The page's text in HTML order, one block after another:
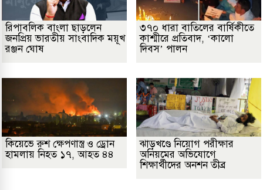
রিপাবলিক বাংলা ছাড়লেন
জনপ্রিয় ভারতীয় সাংবাদিক ময়ূখ
রঞ্জন ঘোষ
৩৭০ ধারা বাতিলের বার্ষিকীতে
কাশ্মীরে প্রতিবাদ, ‘কালো
দিবস’ পালন
কিয়েভে রুশ ক্ষেপণাস্ত্র ও ড্রোন
হামলায় নিহত ১৭, আহত ৪৪
ঝাড়খণ্ডে নিয়োগ পরীক্ষার
অনিয়মের অভিযোগে
শিক্ষার্থীদের অনশন তীব্র